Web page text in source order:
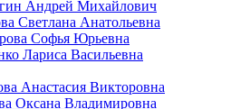
Андрей Михайлович
Светлана Анатольевна
Софья Юрьевна
Лариса Васильевна
Анастасия Викторовна
Оксана Владимировна